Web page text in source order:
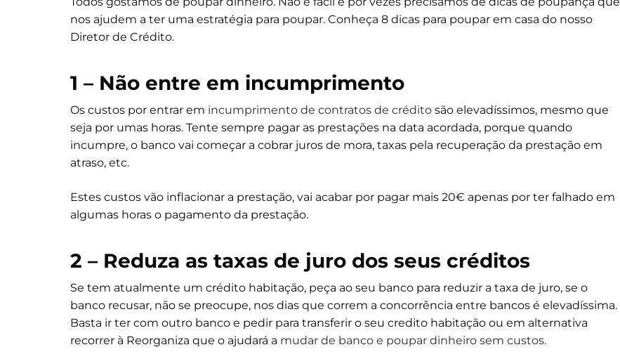
nos ajudem a ter uma estratégia para poupar. Conheça 8 dicas para poupar em casa do nosso
Diretor de Crédito.
1 – Não entre em incumprimento
Os custos por entrar em incumprimento de contratos de crédito são elevadíssimos, mesmo que
seja por umas horas. Tente sempre pagar as prestações na data acordada, porque quando
incumpre, o banco vai começar a cobrar juros de mora, taxas pela recuperação da prestação em
atraso, etc.
Estes custos vão inflacionar a prestação, vai acabar por pagar mais 20€ apenas por ter falhado em
algumas horas o pagamento da prestação.
2 – Reduza as taxas de juro dos seus créditos
Se tem atualmente um crédito habitação, peça ao seu banco para reduzir a taxa de juro, se o
banco recusar, não se preocupe, nos dias que correm a concorrência entre bancos é elevadíssima.
Basta ir ter com outro banco e pedir para transferir o seu credito habitação ou em alternativa
recorrer à Reorganiza que o ajudará a mudar de banco e poupar dinheiro sem custos.